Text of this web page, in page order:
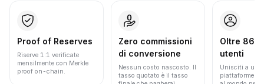
Proof of Reserves
Riserve 1:1 verificate
mensilmente con Merkle
proof on-chain.
Zero commissioni
di conversione
Nessun costo nascosto. Il
tasso quotato è il tasso
Oltre 86
utenti
Unisciti a una
piattaforme